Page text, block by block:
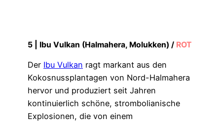
5 | Ibu Vulkan (Halmahera, Molukken) / ROT
Der Ibu Vulkan ragt markant aus den
Kokosnussplantagen von Nord-Halmahera
hervor und produziert seit Jahren
kontinuierlich schöne, strombolianische
Explosionen, die von einem